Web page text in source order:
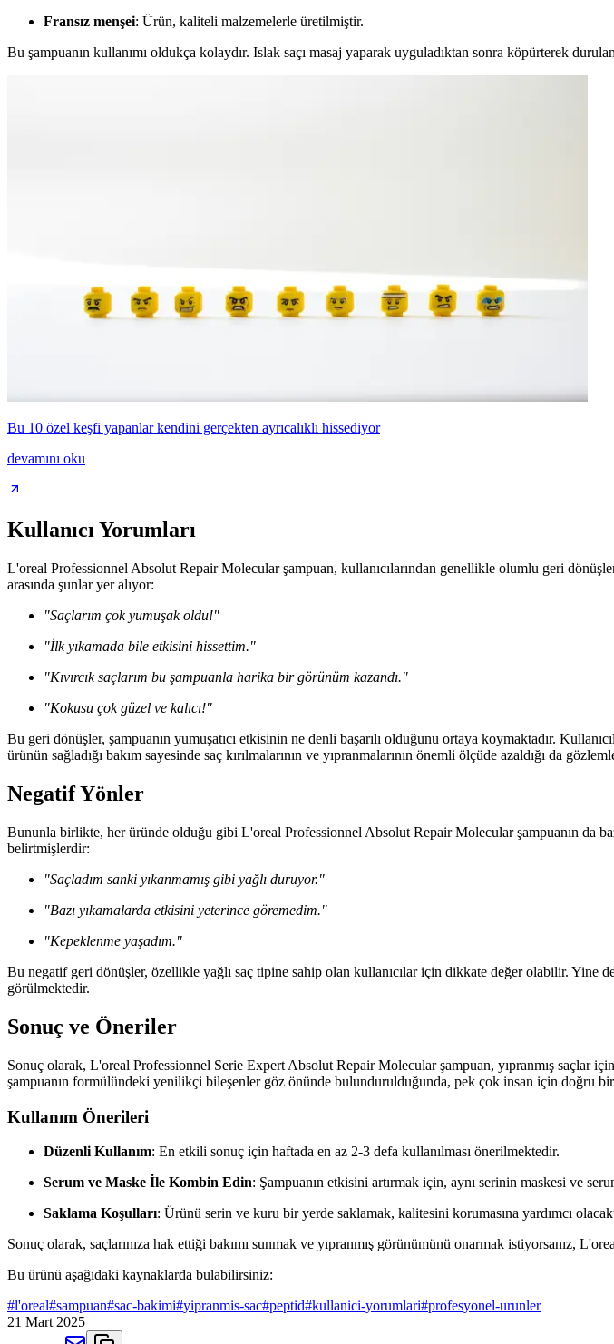
Fransız menşei: Ürün, kaliteli malzemelerle üretilmiştir.
Bu şampuanın kullanımı oldukça kolaydır. Islak saçı masaj yaparak uyguladıktan sonra köpürterek
Bu 10 özel keşfi yapanlar kendini gerçekten ayrıcalıklı hissediyor
devamını oku
Kullanıcı Yorumları
L'oreal Professionnel Absolut Repair Molecular şampuan, kullanıcılarından genellikle olumlu geri
arasında şunlar yer alıyor:
"Saçlarım çok yumuşak oldu!"
"İlk yıkamada bile etkisini hissettim."
"Kıvırcık saçlarım bu şampuanla harika bir görünüm kazandı."
"Kokusu çok güzel ve kalıcı!"
Bu geri dönüşler, şampuanın yumuşatıcı etkisinin ne denli başarılı olduğunu ortaya koymaktadır.
ürünün sağladığı bakım sayesinde saç kırılmalarının ve yıpranmalarının önemli ölçüde azaldığı da
Negatif Yönler
Bununla birlikte, her üründe olduğu gibi L'oreal Professionnel Absolut Repair Molecular şampuanın da
belirtmişlerdir:
"Saçladım sanki yıkanmamış gibi yağlı duruyor."
"Bazı yıkamalarda etkisini yeterince göremedim."
"Kepeklenme yaşadım."
Bu negatif geri dönüşler, özellikle yağlı saç tipine sahip olan kullanıcılar için dikkate değer olabilir. Yine
görülmektedir.
Sonuç ve Öneriler
Sonuç olarak, L'oreal Professionnel Serie Expert Absolut Repair Molecular şampuan, yıpranmış saçlar
şampuanın formülündeki yenilikçi bileşenler göz önünde bulundurulduğunda, pek çok insan için doğru
Kullanım Önerileri
Düzenli Kullanım: En etkili sonuç için haftada en az 2-3 defa kullanılması önerilmektedir.
Serum ve Maske İle Kombin Edin: Şampuanın etkisini artırmak için, aynı serinin maskesi ve
Saklama Koşulları: Ürünü serin ve kuru bir yerde saklamak, kalitesini korumasına yardımcı
Sonuç olarak, saçlarınıza hak ettiği bakımı sunmak ve yıpranmış görünümünü onarmak istiyorsanız,
Bu ürünü aşağıdaki kaynaklarda bulabilirsiniz:
#l'oreal#sampuan#sac-bakimi#yipranmis-sac#peptid#kullanici-yorumlari#profesyonel-urunler
21 Mart 2025